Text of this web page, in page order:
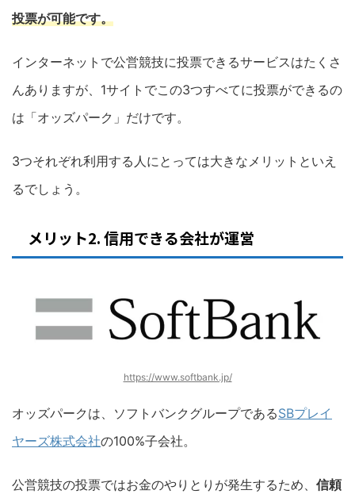
投票が可能です。
インターネットで公営競技に投票できるサービスはたくさ
んありますが、1サイトでこの3つすべてに投票ができるの
は「オッズパーク」だけです。
3つそれぞれ利用する人にとっては大きなメリットといえ
るでしょう。
メリット2. 信用できる会社が運営
https://www.softbank.jp/
オッズパークは、ソフトバンクグループであるSBプレイ
ヤーズ株式会社の100%子会社。
公営競技の投票ではお金のやりとりが発生するため、 信頼